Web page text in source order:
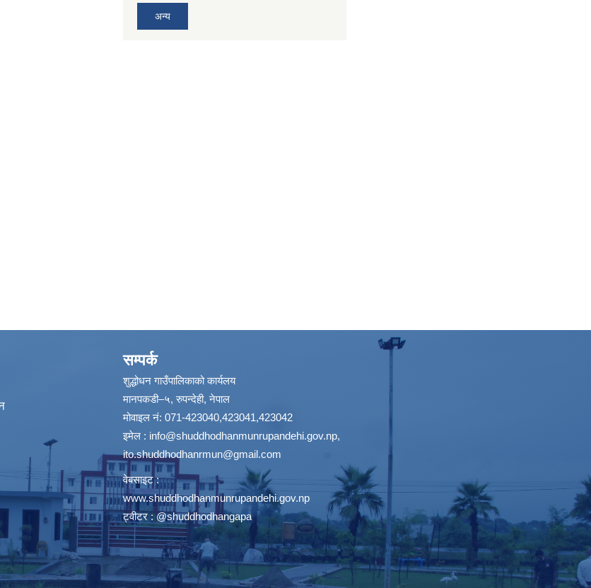
अन्य
सम्पर्क
शुद्धोधन गाउँपालिकाको कार्यलय
मानपकडी–५, रुपन्देही, नेपाल
मोवाइल नं: 071-423040,423041,423042
इमेल : info@shuddhodhanmunrupandehi.gov.np,
ito.shuddhodhanrmun@gmail.com
वेबसाइट :
www.shuddhodhanmunrupandehi.gov.np
ट्वीटर : @shuddhodhangapa